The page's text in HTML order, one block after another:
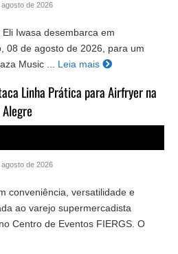
de 2026
Iwasa desembarca em
08 de agosto de 2026, para um
Music ... Leia mais
Linha Prática para Airfryer na
de 2026
conveniência, versatilidade e
ao varejo supermercadista
Centro de Eventos FIERGS. O